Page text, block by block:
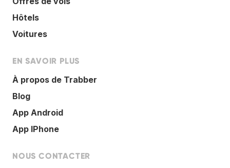
Hôtels
Voitures
EN SAVOIR PLUS
À propos de Trabber
Blog
App Android
App IPhone
NOUS CONTACTER